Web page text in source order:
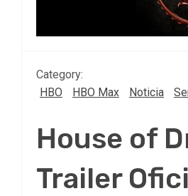
Category:
HBO
HBO Max Noticia
House of
Trailer